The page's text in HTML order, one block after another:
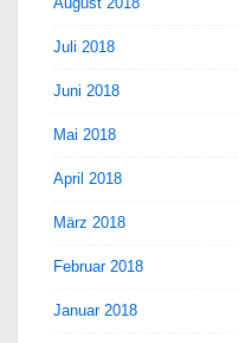
Juli 2018
Juni 2018
Mai 2018
April 2018
März 2018
Februar 2018
Januar 2018